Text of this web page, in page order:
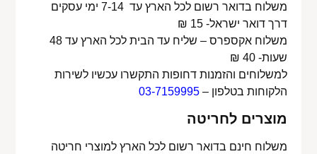
משלוח בדואר רשום לכל הארץ עד 7-14 ימי עסקים
דרך דואר ישראל- 15 ₪
משלוח אקספרס – שליח עד הבית לכל הארץ עד 48
שעות- 40 ₪
למשלוחים והזמנות דחופות התקשרו עכשיו לשירות
הלקוחות בטלפון –03-7159995
מוצרים לחריטה
משלוח חינם בדואר רשום לכל הארץ למוצרי חריטה